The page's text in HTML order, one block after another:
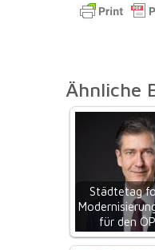
Ähnliche
Städtetag
für den